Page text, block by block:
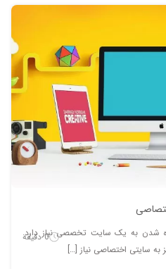
0 دقیقه
شدن به یک سایت تخصصی نیاز دارد.
به سایتی اختصاصی نیاز […]